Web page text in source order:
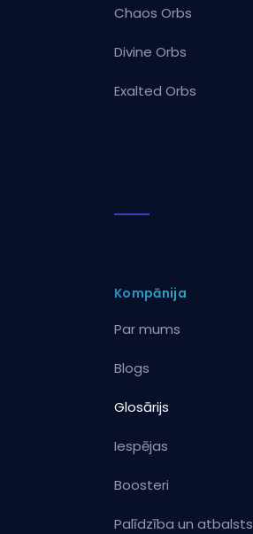
Chaos Orbs
Divine Orbs
Exalted Orbs
Kompānija
Par mums
Blogs
Glosārijs
Iespējas
Boosteri
Palīdzība un atbalsts